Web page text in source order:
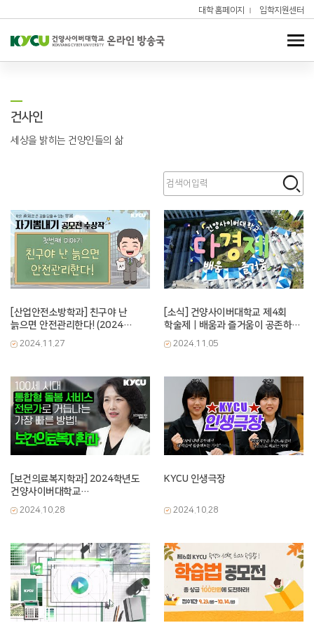
대학 홈페이지 입학지원센터
건사인
세상을 밝히는 건양인들의 삶
[산업안전소방학과] 친구야 난
늙으면 안전관리한다! (2024
자기뽐내기 공모전 최우수상
수상작)
2024.11.27
[소식] 건양사이버대학교 제4회
학술제｜배움과 즐거움이 공존하는
다경제💚
2024.11.05
[보건의료복지학과] 2024학년도
건양사이버대학교
보건의료복지학과 공식 홍보영상
2024.10.28
KYCU 인생극장
2024.10.28